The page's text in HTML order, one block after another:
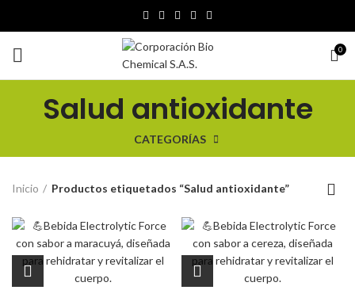
0
Salud antioxidante
CATEGORÍAS
Inicio Productos etiquetados “Salud antioxidante”